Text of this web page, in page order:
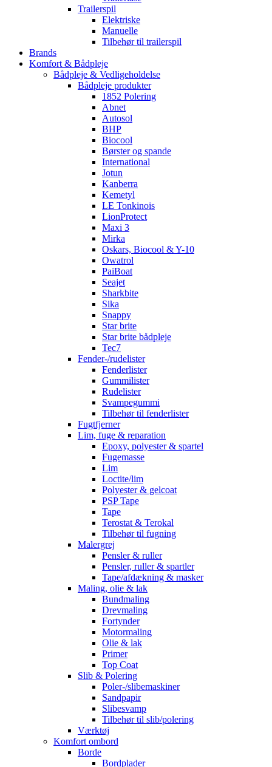
Trailerspil
Elektriske
Manuelle
Tilbehør til trailerspil
Brands
Komfort & Bådpleje
Bådpleje & Vedligeholdelse
Bådpleje produkter
1852 Polering
Abnet
Autosol
BHP
Biocool
Børster og spande
International
Jotun
Kanberra
Kemetyl
LE Tonkinois
LionProtect
Maxi 3
Mirka
Oskars, Biocool & Y-10
Owatrol
PaiBoat
Seajet
Sharkbite
Sika
Snappy
Star brite
Star brite bådpleje
Tec7
Fender-/rudelister
Fenderlister
Gummilister
Rudelister
Svampegummi
Tilbehør til fenderlister
Fugtfjerner
Lim, fuge & reparation
Epoxy, polyester & spartel
Fugemasse
Lim
Loctite/lim
Polyester & gelcoat
PSP Tape
Tape
Terostat & Terokal
Tilbehør til fugning
Malergrej
Pensler & ruller
Pensler, ruller & spartler
Tape/afdækning & masker
Maling, olie & lak
Bundmaling
Drevmaling
Fortynder
Motormaling
Olie & lak
Primer
Top Coat
Slib & Polering
Poler-/slibemaskiner
Sandpapir
Slibesvamp
Tilbehør til slib/polering
Værktøj
Komfort ombord
Borde
Bordplader